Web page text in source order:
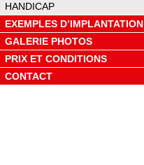
HANDICAP
EXEMPLES D’IMPLANTATION
GALERIE PHOTOS
PRIX ET CONDITIONS
CONTACT